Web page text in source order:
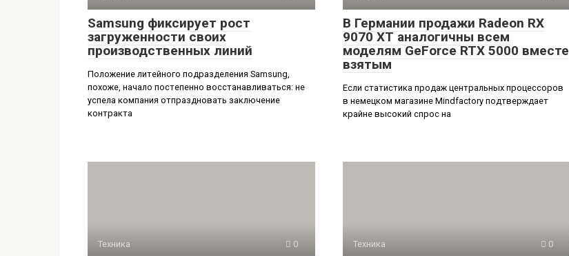
Samsung фиксирует рост
загруженности своих
производственных линий
Положение литейного подразделения Samsung,
похоже, начало постепенно восстанавливаться: не
успела компания отпраздновать заключение
контракта
В Германии продажи Radeon RX
9070 XT аналогичны всем
моделям GeForce RTX 5000 вместе
взятым
Если статистика продаж центральных процессоров
в немецком магазине Mindfactory подтверждает
крайне высокий спрос на
Техника 0 Техника 0